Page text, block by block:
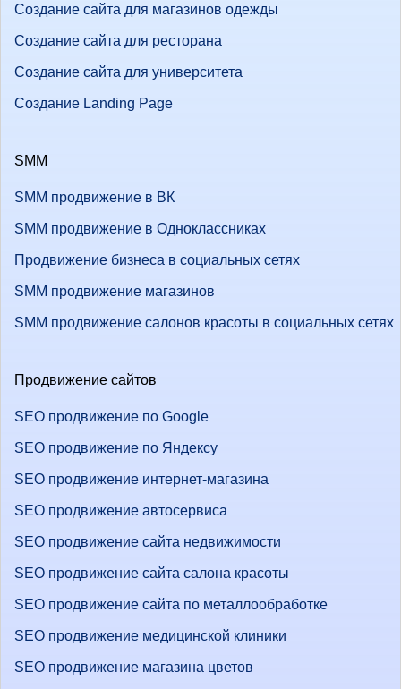
Создание сайта для магазинов одежды
Создание сайта для ресторана
Создание сайта для университета
Создание Landing Page
SMM
SMM продвижение в ВК
SMM продвижение в Одноклассниках
Продвижение бизнеса в социальных сетях
SMM продвижение магазинов
SMM продвижение салонов красоты в социальных сетях
Продвижение сайтов
SEO продвижение по Google
SEO продвижение по Яндексу
SEO продвижение интернет-магазина
SEO продвижение автосервиса
SEO продвижение сайта недвижимости
SEO продвижение сайта салона красоты
SEO продвижение сайта по металлообработке
SEO продвижение медицинской клиники
SEO продвижение магазина цветов